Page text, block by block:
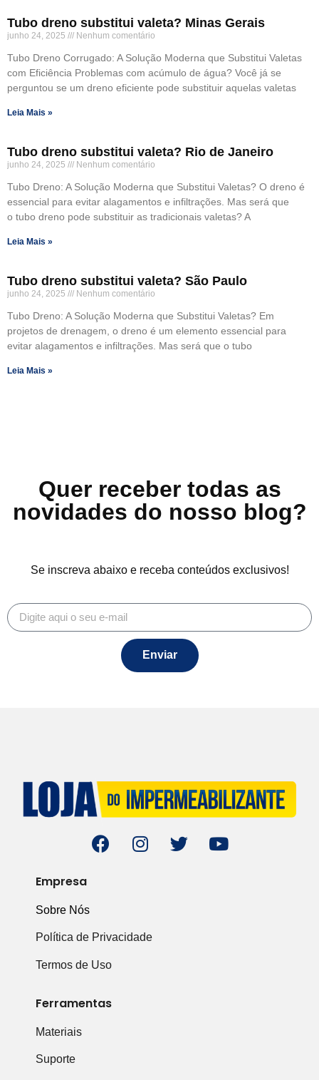
Tubo dreno substitui valeta? Minas Gerais
junho 24, 2025 Nenhum comentário
Tubo Dreno Corrugado: A Solução Moderna que Substitui Valetas
com Eficiência Problemas com acúmulo de água? Você já se
perguntou se um dreno eficiente pode substituir aquelas valetas
Leia Mais »
Tubo dreno substitui valeta? Rio de Janeiro
junho 24, 2025 Nenhum comentário
Tubo Dreno: A Solução Moderna que Substitui Valetas? O dreno é
essencial para evitar alagamentos e infiltrações. Mas será que
o tubo dreno pode substituir as tradicionais valetas? A
Leia Mais »
Tubo dreno substitui valeta? São Paulo
junho 24, 2025 Nenhum comentário
Tubo Dreno: A Solução Moderna que Substitui Valetas? Em
projetos de drenagem, o dreno é um elemento essencial para
evitar alagamentos e infiltrações. Mas será que o tubo
Leia Mais »
Quer receber todas as
novidades do nosso blog?
Se inscreva abaixo e receba conteúdos exclusivos!
Enviar
Empresa
Sobre Nós
Política de Privacidade
Termos de Uso
Ferramentas
Materiais
Suporte